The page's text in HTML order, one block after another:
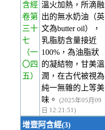
含經
卷第
三十
七
（一
〇四
五）
溫火加熱，所滴融
出的無水奶油（英
文為butter oil），
乳脂肪含量接近
100%，為油脂狀
的凝結物，甘美溫
潤，在古代被視為
純一無雜的上等美
味。
(2025年05月09
日 12:21:51)
增壹阿含經(3)